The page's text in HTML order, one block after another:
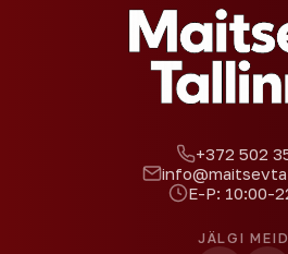
+372 502
E-P: 10:00-
JÄLGI MEID